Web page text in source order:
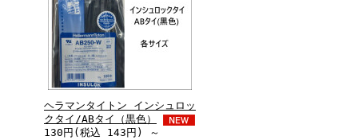
ヘラマンタイトン インシュロッ
クタイ/ABタイ（黒色）
130円(税込 143円) ～